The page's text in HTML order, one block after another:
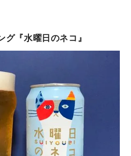
グ『水曜日のネコ』